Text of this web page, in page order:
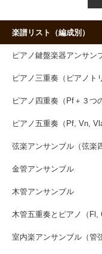
楽譜リスト（編成別）
ピアノ鍵盤楽器アンサン
ピアノ三重奏（ピアノト
ピアノ四重奏（Pf＋３つ
ピアノ五重奏（Pf, Vn,
弦楽アンサンブル（弦楽
金管アンサンブル
木管アンサンブル
木管五重奏とピアノ（Fl,
室内楽アンサンブル（管